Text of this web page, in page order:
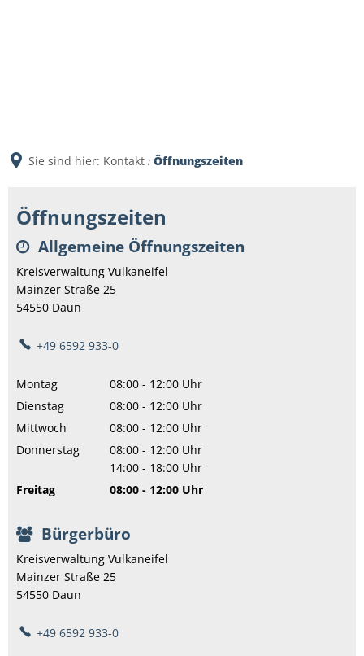
Sie sind hier: Kontakt Öffnungszeiten
Öffnungszeiten
Öffnungszeiten
Allgemeine Öffnungszeiten
Kreisverwaltung Vulkaneifel
Mainzer Straße 25
54550 Daun
+49 6592 933-0
Montag 08:00 - 12:00 Uhr
Von 08:00 bis 12:00 Uhr
Dienstag 08:00 - 12:00 Uhr
Von 08:00 bis 12:00 Uhr
Mittwoch 08:00 - 12:00 Uhr
Von 08:00 bis 12:00 Uhr
Donnerstag 08:00 - 12:00 Uhr
Von 08:00 bis 12:00 Uhr
14:00 - 18:00 Uhr
Von 14:00 bis 18:00 Uhr
Freitag 08:00 - 12:00 Uhr
Bürgerbüro
Kreisverwaltung Vulkaneifel
Mainzer Straße 25
54550 Daun
+49 6592 933-0